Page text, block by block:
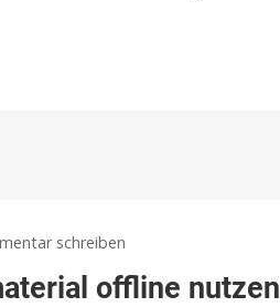
schreiben
Maps
offline nutzen